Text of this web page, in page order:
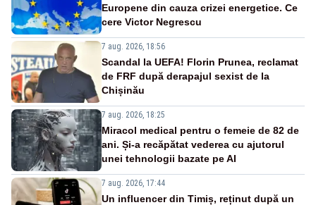
Europene din cauza crizei energetice. Ce
cere Victor Negrescu
7 aug. 2026, 18:56
Scandal la UEFA! Florin Prunea, reclamat
de FRF după derapajul sexist de la
Chișinău
7 aug. 2026, 18:25
Miracol medical pentru o femeie de 82 de
ani. Și-a recăpătat vederea cu ajutorul
unei tehnologii bazate pe AI
7 aug. 2026, 17:44
Un influencer din Timiș, reținut după un